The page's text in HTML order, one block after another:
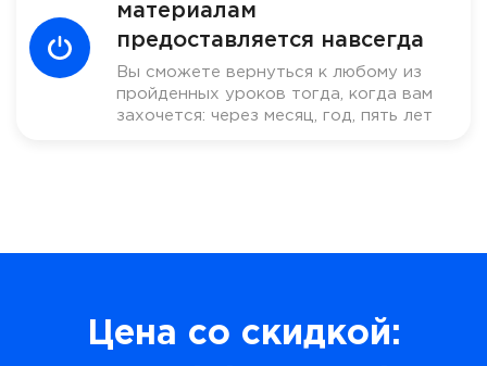
материалам
предоставляется навсегда
Вы сможете вернуться к любому из
пройденных уроков тогда, когда вам
захочется: через месяц, год, пять лет
Цена со скидкой: